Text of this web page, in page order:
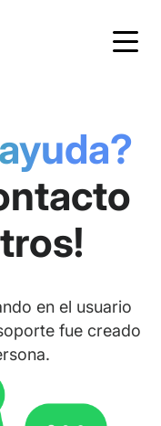
en el usuario
fue creado